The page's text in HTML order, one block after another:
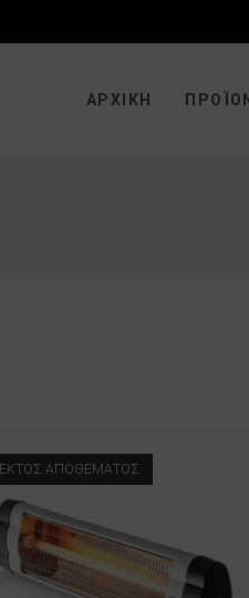
ΑΡΧΙΚΉ
ΕΚΤΌΣ ΑΠΟΘΈΜΑΤΟΣ